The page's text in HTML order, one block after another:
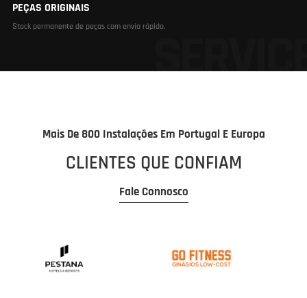
PEÇAS ORIGINAIS
Stock permanente de peças com envio rápido.
Mais De 800 Instalações Em Portugal E Europa
CLIENTES QUE CONFIAM
Fale Connosco